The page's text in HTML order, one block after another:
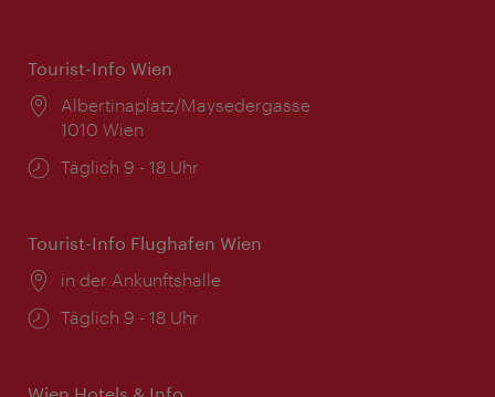
Tourist-Info Wien
Ort:
Albertinaplatz/Maysedergasse
1010 Wien
Öffnungszeiten:
Täglich 9 - 18 Uhr
Tourist-Info Flughafen Wien
Ort:
in der Ankunftshalle
Öffnungszeiten:
Täglich 9 - 18 Uhr